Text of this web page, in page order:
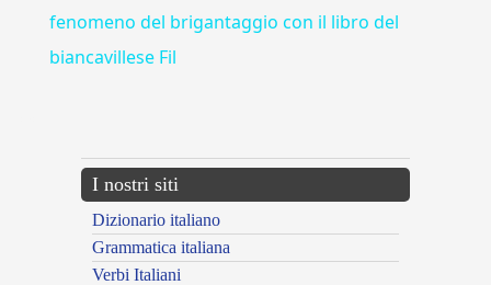
fenomeno del brigantaggio con il libro del
biancavillese Fil
I nostri siti
Dizionario italiano
Grammatica italiana
Verbi Italiani